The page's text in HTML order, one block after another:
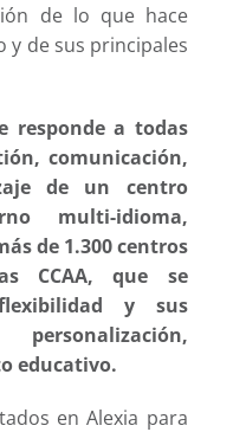
de lo que hace
y de sus principales
responde a todas
comunicación,
de un centro
multi-idioma,
de 1.300 centros
CCAA, que se
y sus
educativo.
en Alexia para